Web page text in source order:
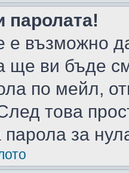
паролата!
е възможно
ще ви бъде
по мейл,
това
парола за